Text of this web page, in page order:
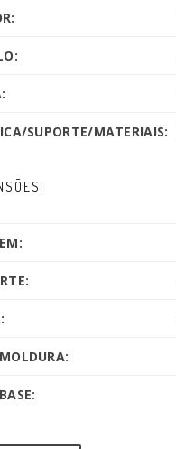
SUPORTE/MATERIAIS: